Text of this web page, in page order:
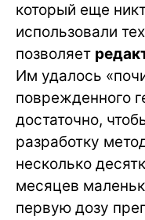
который еще
использовали
позволяет
Им удалось
поврежденного
достаточно,
разработку
несколько
месяцев
первую дозу